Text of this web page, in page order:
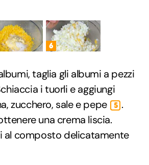
6
taglia gli albumi a pezzi
i tuorli e aggiungi
zucchero, sale e pepe
5 .
una crema liscia.
al composto delicatamente